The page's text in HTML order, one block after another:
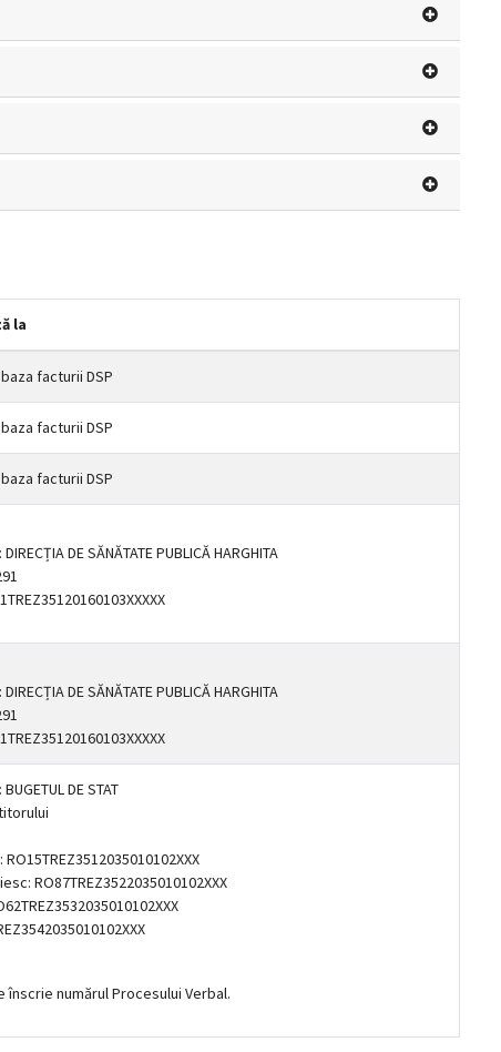
la
facturii DSP
facturii DSP
facturii DSP
DE SĂNĂTATE PUBLICĂ HARGHITA
DE SĂNĂTATE PUBLICĂ HARGHITA
DE STAT
RO87TREZ3522035010102XXX
înscrie numărul Procesului Verbal.